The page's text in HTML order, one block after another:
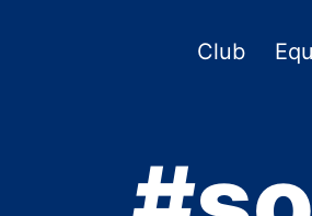
Club